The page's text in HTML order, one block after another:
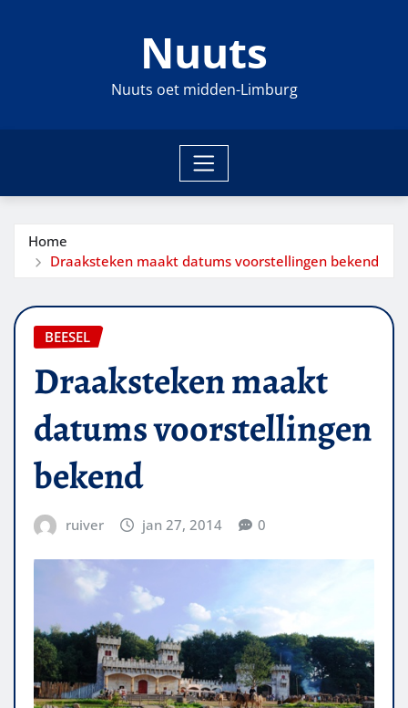
Nuuts
Nuuts oet midden-Limburg
Home
Draaksteken maakt datums voorstellingen bekend
BEESEL
Draaksteken maakt
datums voorstellingen
bekend
ruiver jan 27, 2014 0